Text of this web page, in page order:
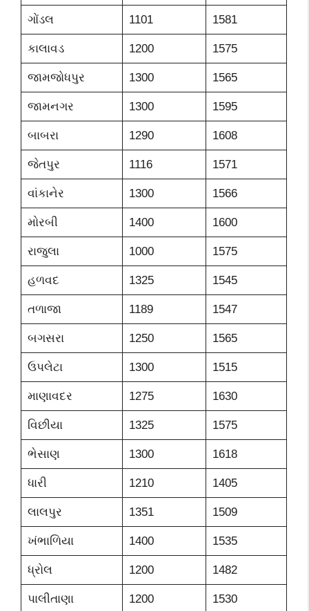
ગોંડલ 1101 1581
કાલાવડ 1200 1575
જામજોધપુર 1300 1565
જામનગર 1300 1595
બાબરા 1290 1608
જેતપુર 1116 1571
વાંકાનેર 1300 1566
મોરબી 1400 1600
રાજુલા 1000 1575
હળવદ 1325 1545
તળાજા 1189 1547
બગસરા 1250 1565
ઉપલેટા 1300 1515
માણાવદર 1275 1630
વિછીયા 1325 1575
ભેસાણ 1300 1618
ધારી 1210 1405
લાલપુર 1351 1509
ખંભાળિયા 1400 1535
ધ્રોલ 1200 1482
પાલીતાણા 1200 1530